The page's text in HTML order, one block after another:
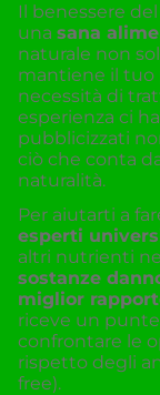
Il benessere
una sana
naturale non
mantiene il tuo
necessità di
esperienza ci
pubblicizzati
ciò che conta
naturalità.
Per aiutarti a
esperti
altri nutrienti
sostanze
miglior
riceve un
confrontare le
rispetto degli
free).